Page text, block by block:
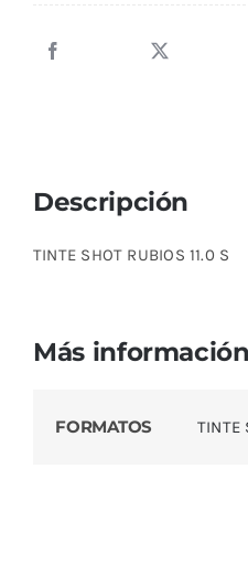
Descripción
TINTE SHOT RUBIOS 11.0 S
Más información
FORMATOS TINTE